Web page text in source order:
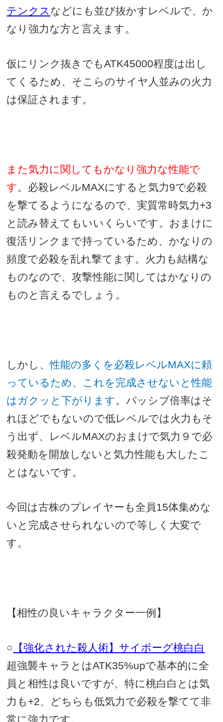
テンクスなどにも並び抜かすレベルで、か
なり強力な方と言えます。
仮にリンク抜きでもATK45000程度は出し
てくるため、そこらのサイヤ人並みの火力
は保証されます。
また気力に関してもかなり強力な性能で
す。必殺レベルMAXにすると気力9で必殺
を撃てるようになるので、実質常時気力+3
と読み替えてもいいくらいです。おまけに
復活リンクまで持っているため、かなりの
頻度で必殺を乱れ撃てます。火力も結構な
ものなので、攻撃性能に関してはかなりの
ものと言えるでしょう。
しかし、性能の多くを必殺レベルMAXに頼
っているため、これを完成させないと性能
はガクッと下がります。パッシブ倍率はそ
れほどでもないので低レベルでは火力もそ
う出ず、レベルMAXのおまけで気力９で必
殺発動を開放しないと気力性能も大したこ
とはないです。
今回は古株のプレイヤーも全員15体集めな
いと完成させられないので等しく大変で
す。
【相性の良いキャラクター一例】
○
【強化された殺人術】サイボーグ桃白白
超強襲キャラとはATK35%upで基本的に全
員と相性は良いですが、特に桃白白とは気
力も +2、どちらも低気力で必殺を撃てて非
常に強力です。